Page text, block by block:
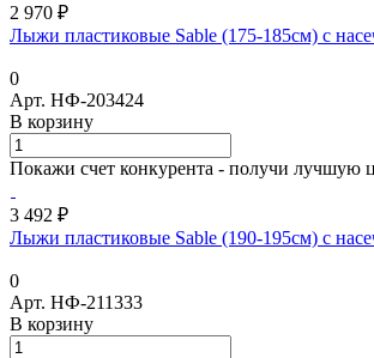
2 970 ₽
Лыжи пластиковые Sable (175-185см) с
0
Арт. НФ-203424
В корзину
Покажи счет конкурента - получи лучшую
3 492 ₽
Лыжи пластиковые Sable (190-195см) с
0
Арт. НФ-211333
В корзину